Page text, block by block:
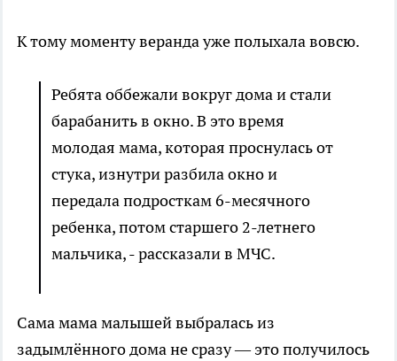
К тому моменту веранда уже полыхала вовсю.
Ребята оббежали вокруг дома и стали
барабанить в окно. В это время
молодая мама, которая проснулась от
стука, изнутри разбила окно и
передала подросткам 6-месячного
ребенка, потом старшего 2-летнего
мальчика, - рассказали в МЧС.
Сама мама малышей выбралась из
задымлённого дома не сразу — это получилось